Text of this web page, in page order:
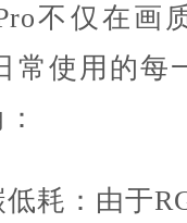
不仅在画
常使用的每
耗：由于